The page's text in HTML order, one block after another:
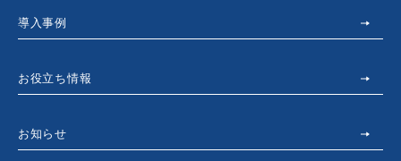
導入事例
お役立ち情報
お知らせ